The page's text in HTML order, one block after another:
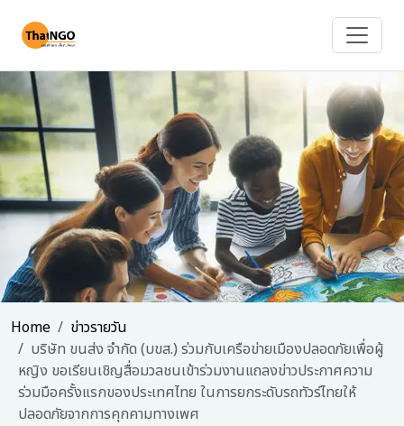
Home
ข่าวรายวัน
บริษัท ขนส่ง จำกัด (บขส.) ร่วมกับเครือข่ายเมืองปลอดภัยเพื่อผู้
หญิง ขอเรียนเชิญสื่อมวลชนเข้าร่วมงานแถลงข่าวประกาศความ
ร่วมมือครั้งแรกของประเทศไทย ในการยกระดับรถทัวร์ไทยให้
ปลอดภัยจากการคุกคามทางเพศ